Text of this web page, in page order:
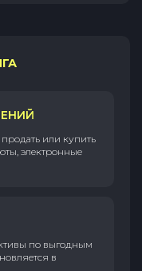
или купить
электронные
по выгодным
в